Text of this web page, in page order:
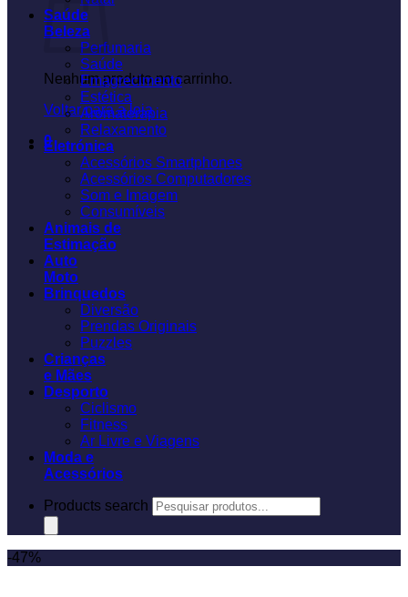
Nenhum produto no carrinho.
Voltar para a loja
0
Saúde
Beleza
Perfumaria
Saúde
Emagrecimento
Estética
Aromaterapia
Relaxamento
Eletrónica
Acessórios Smartphones
Acessórios Computadores
Som e Imagem
Consumíveis
Animais de
Estimação
Auto
Moto
Brinquedos
Diversão
Prendas Originais
Puzzles
Crianças
e Mães
Desporto
Ciclismo
Fitness
Ar Livre e Viagens
Moda e
Acessórios
Products search
-47%